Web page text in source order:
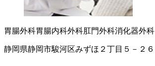
胃腸外科胃腸内科外科肛門外科消化器外科
静岡県静岡市駿河区みずほ２丁目５－２６